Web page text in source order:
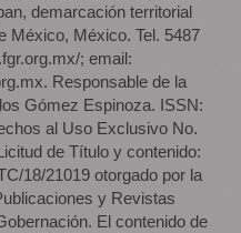
demarcación territorial
México, México. Tel. 5487
; email:
Responsable de la
Gómez Espinoza. ISSN:
al Uso Exclusivo No.
de Título y contenido:
18/21019 otorgado por la
y Revistas
El contenido de